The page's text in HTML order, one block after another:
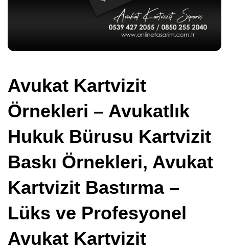
Avukat Kartvizit
Örnekleri – Avukatlık
Hukuk Bürusu Kartvizit
Baskı Örnekleri, Avukat
Kartvizit Bastırma –
Lüks ve Profesyonel
Avukat Kartvizit